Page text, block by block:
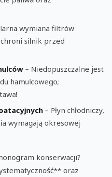
wymiana filtrów
silnik przed
– Niedopuszczalne jest
hamulcowego;
– Płyn chłodniczy,
wymagają okresowej
konserwacji?
oraz